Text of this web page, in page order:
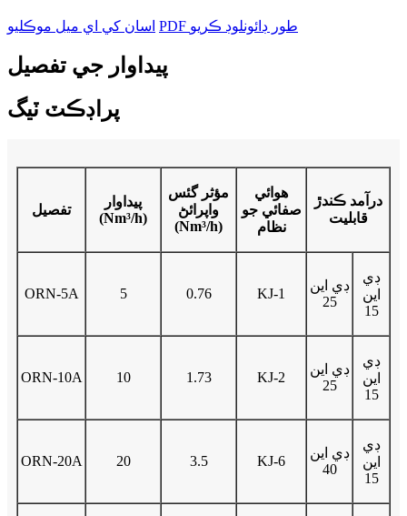
اسان کي اي ميل موڪليو PDF طور ڊائونلوڊ ڪريو
پيداوار جي تفصيل
پراڊڪٽ ٽيگ
تفصيل
پيداوار
(Nm³/h)
مؤثر گئس
واپرائڻ
(Nm³/h)
هوائي
صفائي جو
نظام
درآمد ڪندڙ
قابليت
ORN-5A 5 0.76 KJ-1
ڊي اين
25
ڊي
اين
15
ORN-10A 10 1.73 KJ-2
ڊي اين
25
ڊي
اين
15
ORN-20A 20 3.5 KJ-6
ڊي اين
40
ڊي
اين
15